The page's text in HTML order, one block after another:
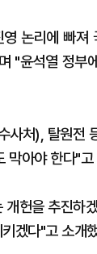
논리에 빠져
"윤석열 정부
사처), 탈원전
막아야 한다"
헌을 추진하
겠다"고 소개